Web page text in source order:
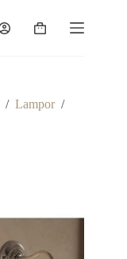
Varukorg
/ Lampor /